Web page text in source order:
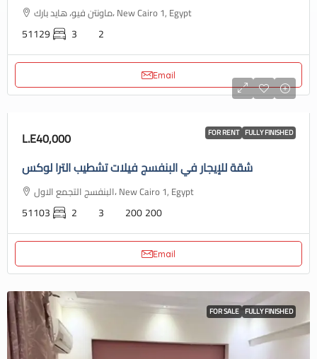
ماونتن فيو، هايد بارك، New Cairo 1, Egypt
51129 3 2
Email
FOR RENT FULLY FINISHED
L.E40,000
شقة للإيجار في البنفسج فيلات تشطيب الترا لوكس
البنفسج التجمع الاول، New Cairo 1, Egypt
51103 2 3 200200
Email
FOR SALE FULLY FINISHED